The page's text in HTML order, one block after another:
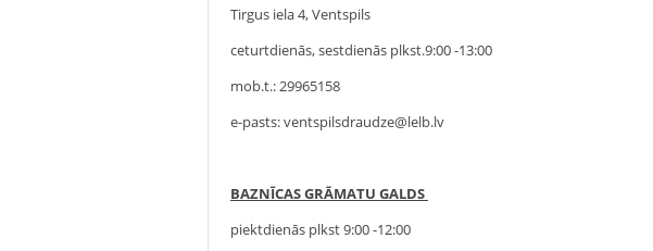
Tirgus iela 4, Ventspils
ceturtdienās, sestdienās plkst.9:00 -13:00
mob.t.: 29965158
e-pasts: ventspilsdraudze@lelb.lv
BAZNĪCAS GRĀMATU GALDS
piektdienās plkst 9:00 -12:00